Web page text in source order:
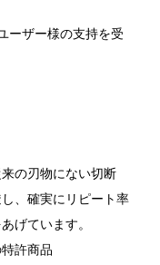
ーザー様の支持を受
の刃物にない切断
、確実にリピート率
げています。
許商品